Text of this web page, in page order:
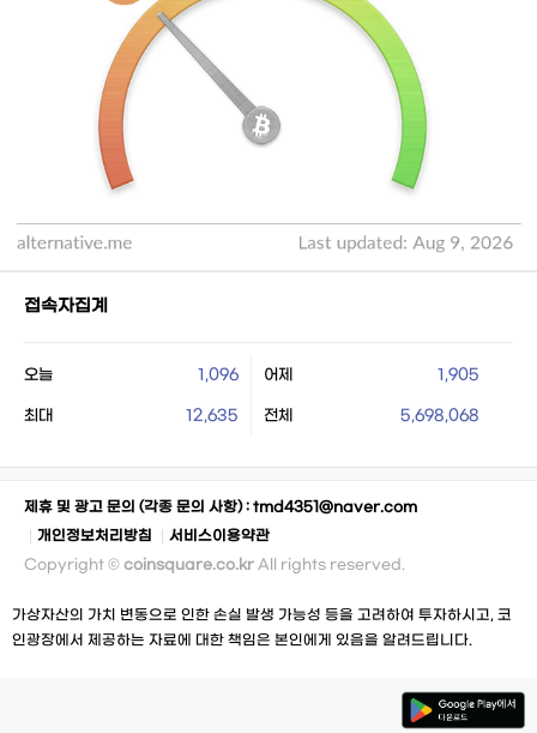
접속자집계
오늘 1,096 어제 1,905
최대 12,635 전체 5,698,068
제휴 및 광고 문의 (각종 문의 사항) : tmd4351@naver.com
개인정보처리방침
서비스이용약관
Copyright © coinsquare.co.kr All rights reserved.
가상자산의 가치 변동으로 인한 손실 발생 가능성 등을 고려하여 투자하시고, 코
인광장에서 제공하는 자료에 대한 책임은 본인에게 있음을 알려드립니다.